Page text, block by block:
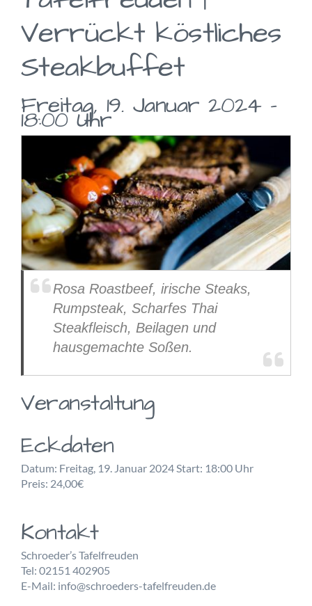
KONTAKT
Verrückt köstliches
Steakbuffet
Freitag, 19. Januar 2024 –
18:00 Uhr
Rosa Roastbeef, irische Steaks,
Rumpsteak, Scharfes Thai
Steakfleisch, Beilagen und
hausgemachte Soßen.
Veranstaltung
Eckdaten
Datum: Freitag, 19. Januar 2024 Start: 18:00 Uhr
Preis: 24,00€
Kontakt
Schroeder’s Tafelfreuden
Tel: 02151 402905
E-Mail: info@schroeders-tafelfreuden.de